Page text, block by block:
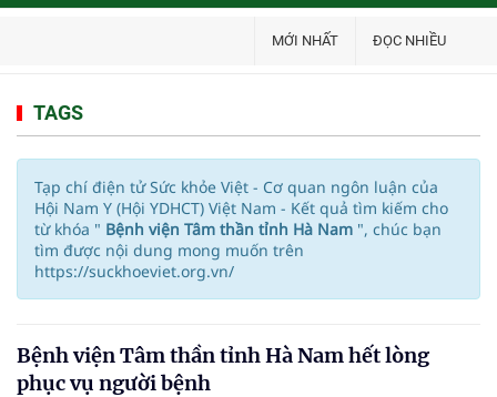
MỚI NHẤT ĐỌC NHIỀU
TAGS
Tạp chí điện tử Sức khỏe Việt - Cơ quan ngôn luận của
Hội Nam Y (Hội YDHCT) Việt Nam - Kết quả tìm kiếm cho
từ khóa " Bệnh viện Tâm thần tỉnh Hà Nam ", chúc bạn
tìm được nội dung mong muốn trên
https://suckhoeviet.org.vn/
Bệnh viện Tâm thần tỉnh Hà Nam hết lòng
phục vụ người bệnh